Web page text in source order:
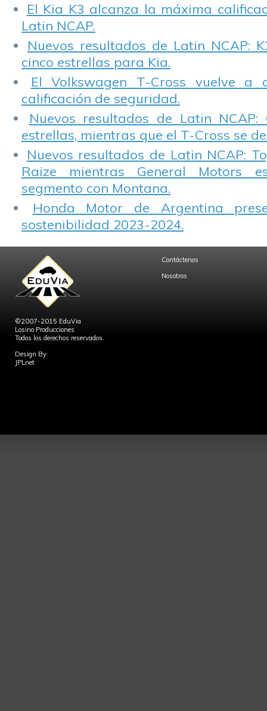
El Kia K3 alcanza la máxima
Latin NCAP.
Nuevos resultados de Latin NCAP:
cinco estrellas para Kia.
El Volkswagen T-Cross vuelve a
calificación de seguridad.
Nuevos resultados de Latin NCAP:
estrellas, mientras que el T-Cross se
Nuevos resultados de Latin NCAP:
Raize mientras General Motors
segmento con Montana.
Honda Motor de Argentina
sostenibilidad 2023-2024.
©2007-2015 EduVia
Losino Producciones
Todos los derechos reservados.
Design By
JPLnet
Contáctenos
Nosotros